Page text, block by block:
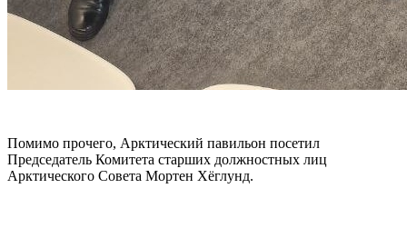
Помимо прочего, Арктический павильон посетил
Председатель Комитета старших должностных лиц
Арктического Совета Мортен Хёглунд.